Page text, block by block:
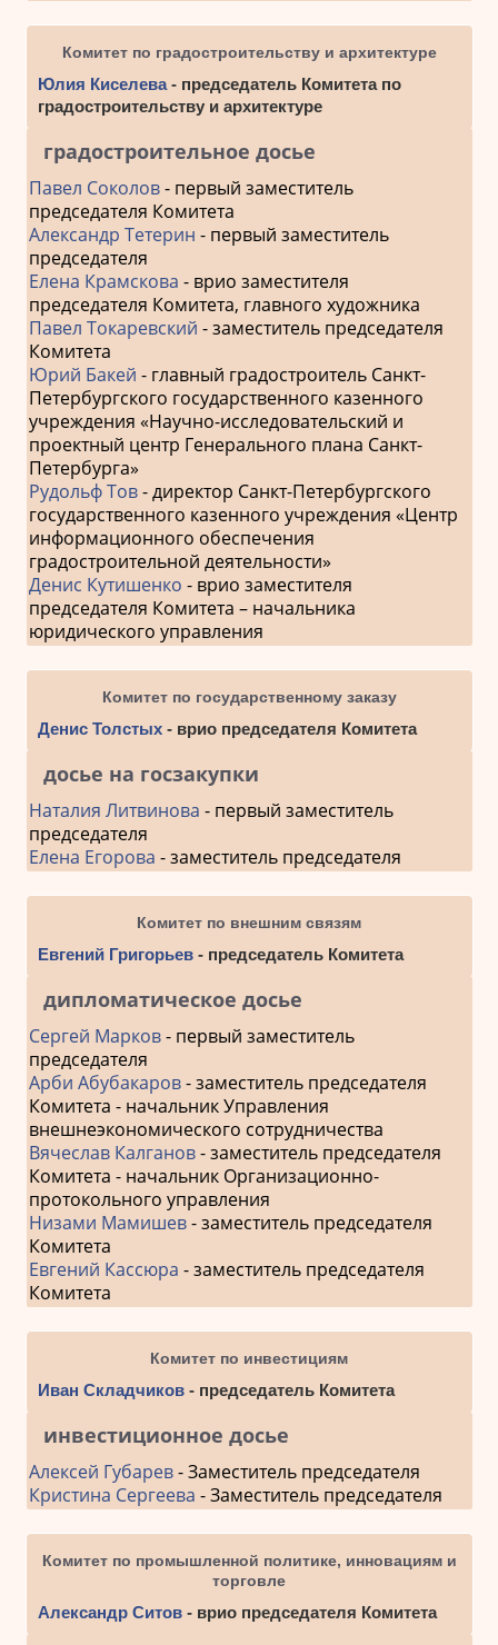
Комитет по градостроительству и архитектуре
Юлия Киселева- председатель Комитета по
градостроительству и архитектуре
градостроительное досье
Павел Соколов- первый заместитель
председателя Комитета
Александр Тетерин - первый заместитель
председателя
Елена Крамскова - врио заместителя
председателя Комитета, главного художника
Павел Токаревский - заместитель председателя
Комитета
Юрий Бакей - главный градостроитель Санкт-
Петербургского государственного казенного
учреждения «Научно-исследовательский и
проектный центр Генерального плана Санкт-
Петербурга»
Рудольф Тов- директор Санкт-Петербургского
государственного казенного учреждения «Центр
информационного обеспечения
градостроительной деятельности»
Денис Кутишенко - врио заместителя
председателя Комитета – начальника
юридического управления
Комитет по государственному заказу
Денис Толстых- врио председателя Комитета
досье на госзакупки
Наталия Литвинова - первый заместитель
председателя
Елена Егорова - заместитель председателя
Комитет по внешним связям
Евгений Григорьев- председатель Комитета
дипломатическое досье
Сергей Марков- первый заместитель
председателя
Арби Абубакаров- заместитель председателя
Комитета - начальник Управления
внешнеэкономического сотрудничества
Вячеслав Калганов- заместитель председателя
Комитета - начальник Организационно-
протокольного управления
Низами Мамишев- заместитель председателя
Комитета
Евгений Кассюра - заместитель председателя
Комитета
Комитет по инвестициям
Иван Складчиков- председатель Комитета
инвестиционное досье
Алексей Губарев- Заместитель председателя
Кристина Сергеева - Заместитель председателя
Комитет по промышленной политике, инновациям и
торговле
Александр Ситов- врио председателя Комитета